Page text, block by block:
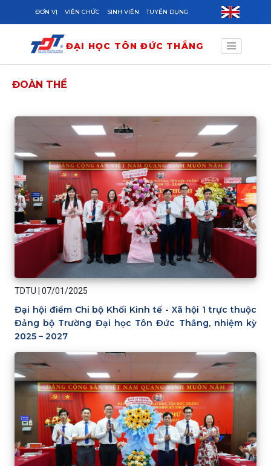
Skip to main content
ĐƠN VỊ VIÊN CHỨC SINH VIÊN TUYỂN DỤNG
ĐẠI HỌC TÔN ĐỨC THẮNG
ĐOÀN THỂ
TDTU 07/01/2025
Đại hội điểm Chi bộ Khối Kinh tế - Xã hội 1 trực thuộc
Đảng bộ Trường Đại học Tôn Đức Thắng, nhiệm kỳ
2025 – 2027